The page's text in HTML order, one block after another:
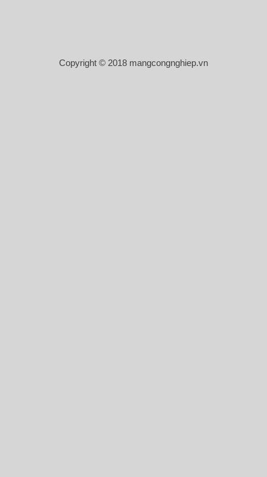
Copyright © 2018 mangcongnghiep.vn